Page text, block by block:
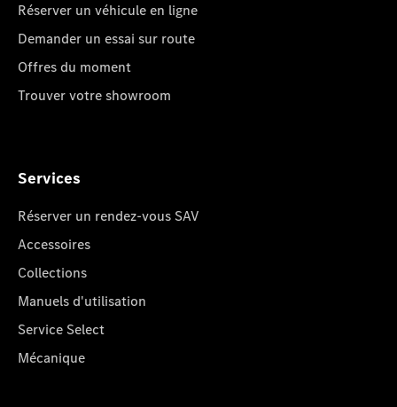
Réserver un véhicule en ligne
Demander un essai sur route
Offres du moment
Trouver votre showroom
Services
Réserver un rendez-vous SAV
Accessoires
Collections
Manuels d'utilisation
Service Select
Mécanique